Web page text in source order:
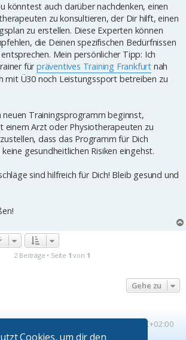
Cookies, um dir den
könntest auch darüber nachdenken, einen
zu konsultieren, der Dir hilft, einen
zu erstellen. Diese Experten können
die Deinen spezifischen Bedürfnissen
Mein persönlicher Tipp: Ich
fürpräventives Training Frankfurt nah
mit Ü30 noch Leistungssport betreiben zu
Trainingsprogramm beginnst,
einem Arzt oder Physiotherapeuten zu
dass das Programm für Dich
gesundheitlichen Risiken eingehst.
sind hilfreich für Dich! Bleib gesund und
2 Beiträge • Seite 1 von 1
Gehe zu
UTC+02:00